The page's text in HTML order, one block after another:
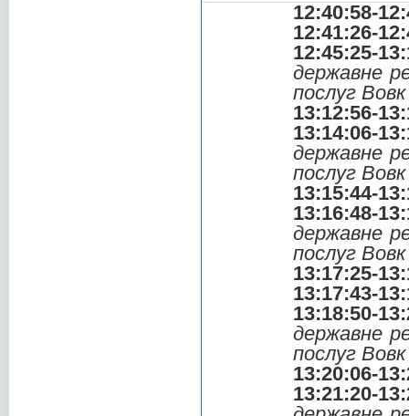
12:40:58-
12:41:26-
12:45:25-
державне
послуг
13:12:56-
13:14:06-
державне
послуг
13:15:44-
13:16:48-
державне
послуг
13:17:25-
13:17:43-
13:18:50-
державне
послуг
13:20:06-
13:21:20-